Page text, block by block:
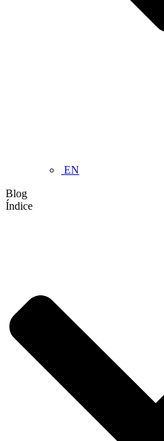
EN
Blog
Índice